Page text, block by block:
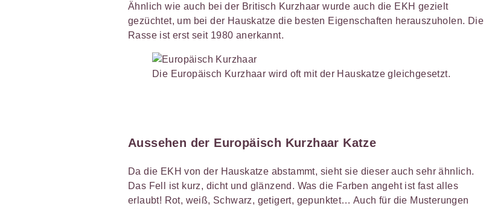
Ähnlich wie auch bei der Britisch Kurzhaar wurde auch die EKH gezielt
gezüchtet, um bei der Hauskatze die besten Eigenschaften herauszuholen. Die
Rasse ist erst seit 1980 anerkannt.
Die Europäisch Kurzhaar wird oft mit der Hauskatze gleichgesetzt.
Aussehen der Europäisch Kurzhaar Katze
Da die EKH von der Hauskatze abstammt, sieht sie dieser auch sehr ähnlich.
Das Fell ist kurz, dicht und glänzend. Was die Farben angeht ist fast alles
erlaubt! Rot, weiß, Schwarz, getigert, gepunktet… Auch für die Musterungen